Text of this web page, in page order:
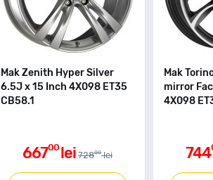
Mak Zenith Hyper Silver
6.5J x 15 Inch 4X098 ET35
CB58.1
66700 lei 72800 lei
Mak
mirror
4X098
744